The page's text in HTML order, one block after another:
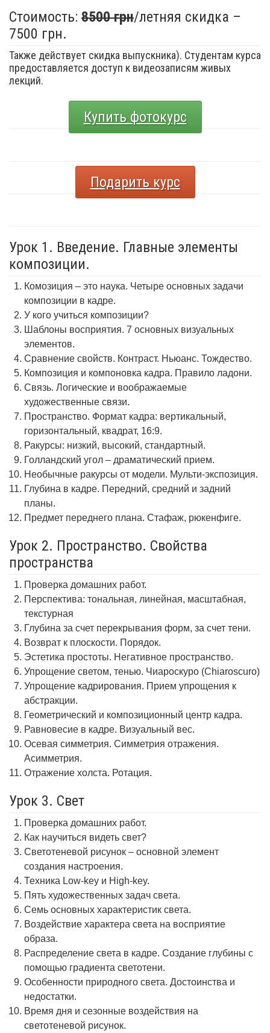
Стоимость: 8500 грн/летняя скидка –
7500 грн.
Также действует скидка выпускника). Студентам курса
предоставляется доступ к видеозаписям живых
лекций.
Купить фотокурс
Подарить курс
Урок 1. Введение. Главные элементы
композиции.
Комозиция – это наука. Четыре основных задачи
композиции в кадре.
У кого учиться композиции?
Шаблоны восприятия. 7 основных визуальных
элементов.
Сравнение свойств. Контраст. Ньюанс. Тождество.
Композиция и компоновка кадра. Правило ладони.
Связь. Логические и воображаемые
художественные связи.
Пространство. Формат кадра: вертикальный,
горизонтальный, квадрат, 16:9.
Ракурсы: низкий, высокий, стандартный.
Голландский угол – драматический прием.
Необычные ракурсы от модели. Мульти-экспозиция.
Глубина в кадре. Передний, средний и задний
планы.
Предмет переднего плана. Стафаж, рюкенфиге.
Урок 2. Пространство. Свойства
пространства
Проверка домашних работ.
Перспектива: тональная, линейная, масштабная,
текстурная
Глубина за счет перекрывания форм, за счет тени.
Возврат к плоскости. Порядок.
Эстетика простоты. Негативное пространство.
Упрощение светом, тенью. Чиароскуро (Chiaroscuro)
Упрощение кадрирования. Прием упрощения к
абстракции.
Геометрический и композиционный центр кадра.
Равновесие в кадре. Визуальный вес.
Осевая симметрия. Симметрия отражения.
Асимметрия.
Отражение холста. Ротация.
Урок 3. Свет
Проверка домашних работ.
Как научиться видеть свет?
Светотеневой рисунок – основной элемент
создания настроения.
Техника Low-key и High-key.
Пять художественных задач света.
Семь основных характеристик света.
Воздействие характера света на восприятие
образа.
Распределение света в кадре. Создание глубины с
помощью градиента светотени.
Особенности природного света. Достоинства и
недостатки.
Время дня и сезонные воздействия на
светотеневой рисунок.